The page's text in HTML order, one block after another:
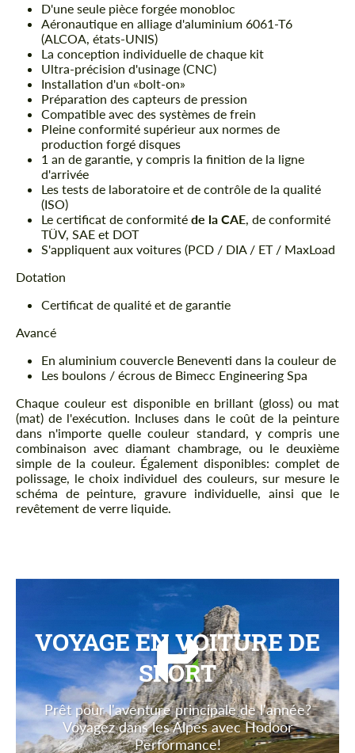
D'une seule pièce forgée monobloc
Aéronautique en alliage d'aluminium 6061-T6
(ALCOA, états-UNIS)
La conception individuelle de chaque kit
Ultra-précision d'usinage (CNC)
Installation d'un «bolt-on»
Préparation des capteurs de pression
Compatible avec des systèmes de frein
Pleine conformité supérieur aux normes de
production forgé disques
1 an de garantie, y compris la finition de la ligne
d'arrivée
Les tests de laboratoire et de contrôle de la qualité
(ISO)
Le certificat de conformité de la CAE, de conformité
TÜV, SAE et DOT
S'appliquent aux voitures (PCD / DIA / ET / MaxLoad
Dotation
Certificat de qualité et de garantie
Avancé
En aluminium couvercle Beneventi dans la couleur de
Les boulons / écrous de Bimecc Engineering Spa
Chaque couleur est disponible en brillant (gloss) ou mat
(mat) de l'exécution. Incluses dans le coût de la peinture
dans n'importe quelle couleur standard, y compris une
combinaison avec diamant chambrage, ou le deuxième
simple de la couleur. Également disponibles: complet de
polissage, le choix individuel des couleurs, sur mesure le
schéma de peinture, gravure individuelle, ainsi que le
revêtement de verre liquide.
VOYAGE EN VOITURE DE
SPORT
Prêt pour l'aventure principale de l'année?
Voyagez dans les Alpes avec Hodoor
Performance!